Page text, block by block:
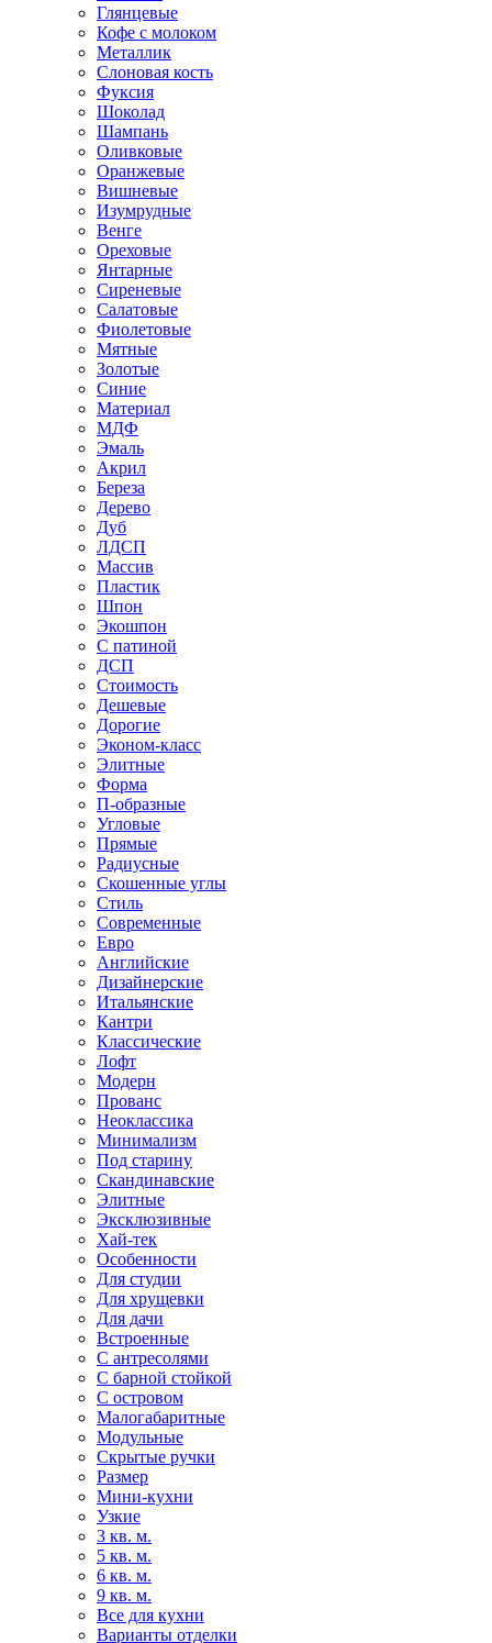
Глянцевые
Кофе с молоком
Металлик
Слоновая кость
Фуксия
Шоколад
Шампань
Оливковые
Оранжевые
Вишневые
Изумрудные
Венге
Ореховые
Янтарные
Сиреневые
Салатовые
Фиолетовые
Мятные
Золотые
Синие
Материал
МДФ
Эмаль
Акрил
Береза
Дерево
Дуб
ЛДСП
Массив
Пластик
Шпон
Экошпон
С патиной
ДСП
Стоимость
Дешевые
Дорогие
Эконом-класс
Элитные
Форма
П-образные
Угловые
Прямые
Радиусные
Скошенные углы
Стиль
Современные
Евро
Английские
Дизайнерские
Итальянские
Кантри
Классические
Лофт
Модерн
Прованс
Неоклассика
Минимализм
Под старину
Скандинавские
Элитные
Эксклюзивные
Хай-тек
Особенности
Для студии
Для хрущевки
Для дачи
Встроенные
С антресолями
С барной стойкой
С островом
Малогабаритные
Модульные
Скрытые ручки
Размер
Мини-кухни
Узкие
3 кв. м.
5 кв. м.
6 кв. м.
9 кв. м.
Все для кухни
Варианты отделки